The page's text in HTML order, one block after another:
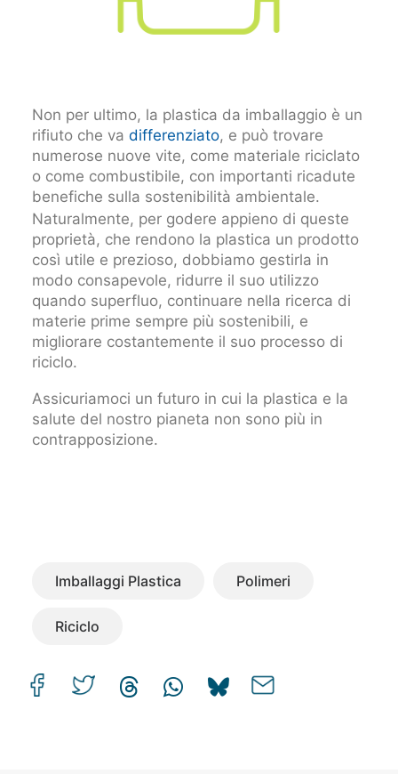
Non per ultimo, la plastica da imballaggio è un
rifiuto che va differenziato, e può trovare
numerose nuove vite, come materiale riciclato
o come combustibile, con importanti ricadute
benefiche sulla sostenibilità ambientale.
Naturalmente, per godere appieno di queste
proprietà, che rendono la plastica un prodotto
così utile e prezioso, dobbiamo gestirla in
modo consapevole, ridurre il suo utilizzo
quando superfluo, continuare nella ricerca di
materie prime sempre più sostenibili, e
migliorare costantemente il suo processo di
riciclo.
Assicuriamoci un futuro in cui la plastica e la
salute del nostro pianeta non sono più in
contrapposizione.
Imballaggi Plastica Polimeri
Riciclo